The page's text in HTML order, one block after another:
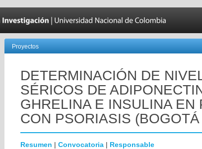
Proyectos
DETERMINACIÓN DE
SÉRICOS DE
GHRELINA E INSULINA EN
CON PSORIASIS
Resumen | Convocatoria | Responsable